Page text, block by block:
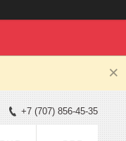
+7 (707) 856-45-35